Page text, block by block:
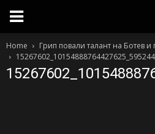
Home
Грип повали талант на Ботев и